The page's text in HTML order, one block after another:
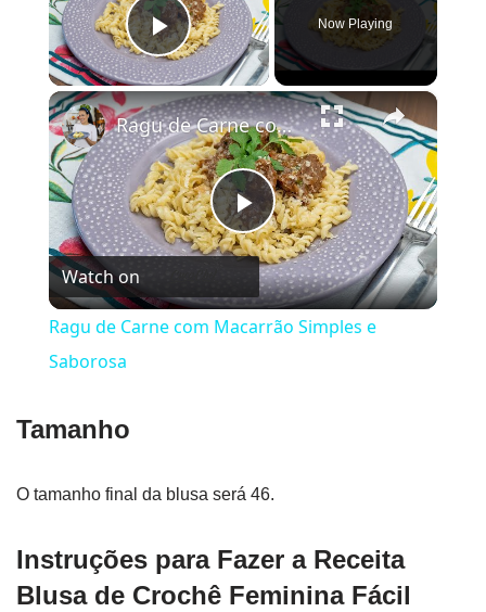
Play Video
Now Playing
×
Play
Video
Ragu de Carne com Macarrão Simples e Saborosa
Watch on
Ragu de Carne com Macarrão Simples e
Saborosa
Tamanho
O tamanho final da blusa será 46.
Instruções para Fazer a Receita
Blusa de Crochê Feminina Fácil